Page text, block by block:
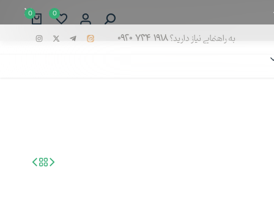
به راهنمایی نیاز دارید؟۰۹۲۰ ۷۳۴ ۱۹۱۸
0
0